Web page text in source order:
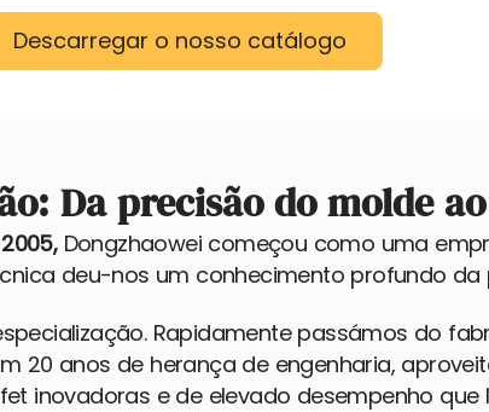
Descarregar o nosso catálogo
Da precisão do molde
Dongzhaowei começou como uma
deu-nos um conhecimento profundo
Rapidamente passámos do
20 anos de herança de engenharia,
inovadoras e de elevado desempenho